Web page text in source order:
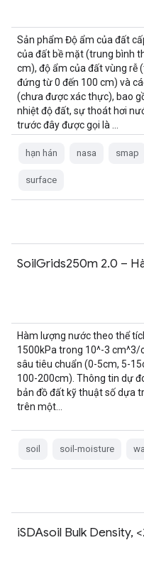
Sản phẩm Độ ẩm của đất
của đất bề mặt (trung bình
cm), độ ẩm của đất vùng rễ
đứng từ 0 đến 100 cm) và
(chưa được xác thực), bao
nhiệt độ đất, sự thoát hơi
trước đây được gọi là …
hạn hán nasa smap
surface
SoilGrids250m 2.0 –
Hàm lượng nước theo thể
1500kPa trong 10^-3 cm^3/
sâu tiêu chuẩn (0-5cm, 5-
100-200cm). Thông tin dự
bản đồ đất kỹ thuật số dựa
trên một…
soil soil-moisture
iSDAsoil Bulk Density,